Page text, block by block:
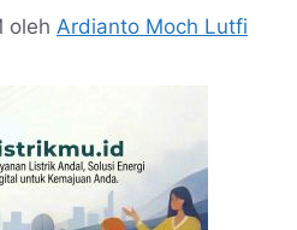
oleh Ardianto Moch Lutfi